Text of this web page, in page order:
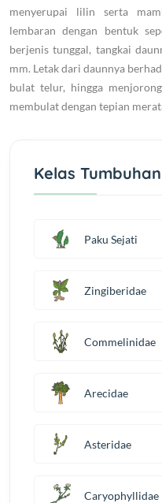
menyerupai lilin serta
lembaran dengan bentuk
berjenis tunggal, tangkai
mm. Letak dari daunnya
bulat telur, hingga
membulat dengan tepian
Kelas Tumbuhan
Paku Sejati
Zingiberidae
Commelinidae
Arecidae
Asteridae
Caryophyllidae